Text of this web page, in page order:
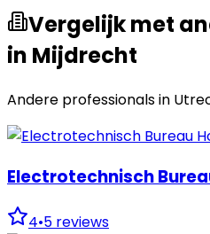
Vergelijk met
in Mijdrecht
Andere professionals in
Electrotechnisch
4•5 reviews